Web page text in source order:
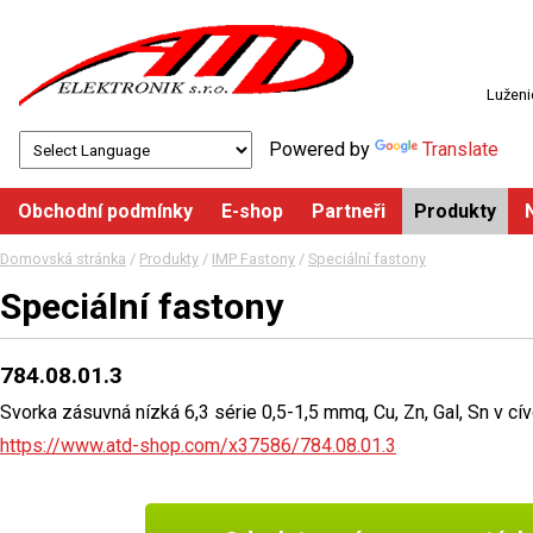
Powered by Translate
Obchodní podmínky E-shop Partneři Produkty
Domovská stránka / Produkty / IMP Fastony / Speciální fastony
Speciální fastony
784.08.01.3
Svorka zásuvná nízká 6,3 série 0,5-1,5 mmq, Cu, Zn, Gal, Sn v
https://www.atd-shop.com/x37586/784.08.01.3